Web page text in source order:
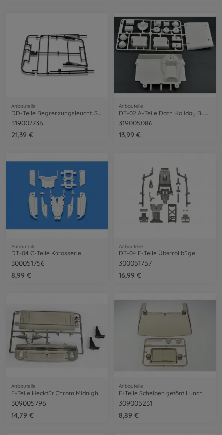
Anbauteile
DD-Teile Begrenzungsleucht. Scania 56379
319007736
21,39 €
Anbauteile
DT-02 A-Teile Dach Holiday Buggy
319005086
13,99 €
Anbauteile
DT-04 C-Teile Karosserie
300051756
8,99 €
Anbauteile
DT-04 F-Teile Überrollbügel
300051757
16,99 €
Anbauteile
E-Teile Hecktür Chrom Midnight Pumpkin
309005796
14,79 €
Anbauteile
E-Teile Scheiben getönt Lunch Box
309005231
8,89 €